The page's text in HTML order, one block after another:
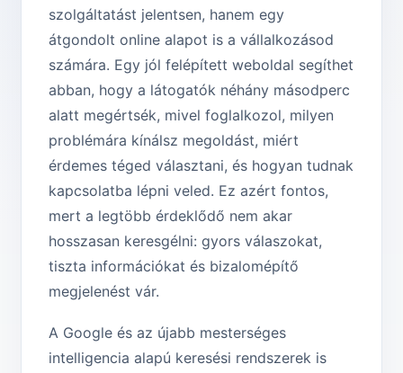
szolgáltatást jelentsen, hanem egy
átgondolt online alapot is a vállalkozásod
számára. Egy jól felépített weboldal segíthet
abban, hogy a látogatók néhány másodperc
alatt megértsék, mivel foglalkozol, milyen
problémára kínálsz megoldást, miért
érdemes téged választani, és hogyan tudnak
kapcsolatba lépni veled. Ez azért fontos,
mert a legtöbb érdeklődő nem akar
hosszasan keresgélni: gyors válaszokat,
tiszta információkat és bizalomépítő
megjelenést vár.
A Google és az újabb mesterséges
intelligencia alapú keresési rendszerek is